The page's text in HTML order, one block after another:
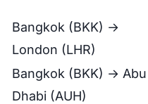
Bangkok (BKK) →
London (LHR)
Bangkok (BKK) → Abu
Dhabi (AUH)